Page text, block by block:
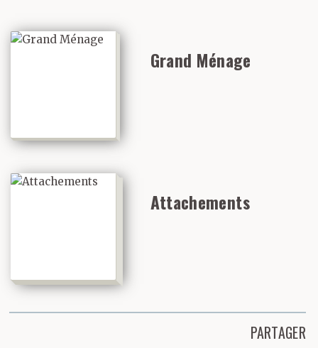
Grand Ménage
Attachements
PARTAGER